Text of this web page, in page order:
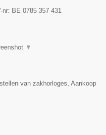
nr: BE 0785 357 431
▼
van zakhorloges, Aankoop